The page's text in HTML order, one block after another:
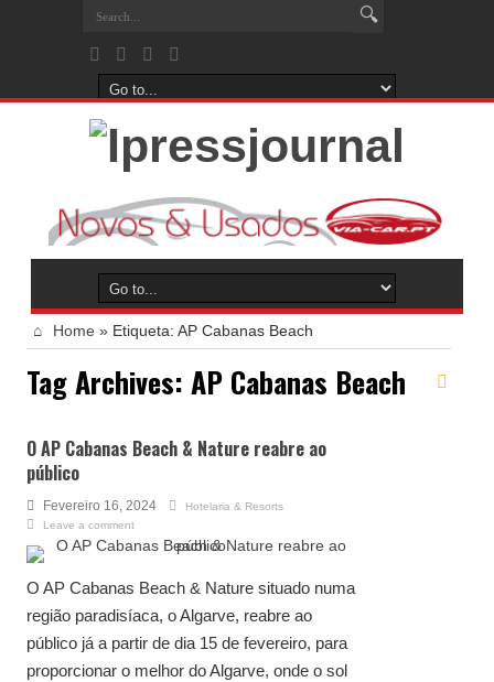
Home » Etiqueta: AP Cabanas Beach
Tag Archives: AP Cabanas Beach
O AP Cabanas Beach & Nature reabre ao
público
Fevereiro 16, 2024
Hotelaria & Resorts
Leave a comment
O AP Cabanas Beach & Nature situado numa
região paradisíaca, o Algarve, reabre ao
público já a partir de dia 15 de fevereiro, para
proporcionar o melhor do Algarve, onde o sol